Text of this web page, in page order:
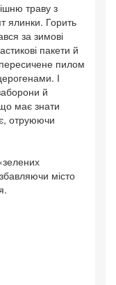
траву з
ялинки. Горить
за зимові
пакети й
пилом
І
й
має знати
отруюючи
місто